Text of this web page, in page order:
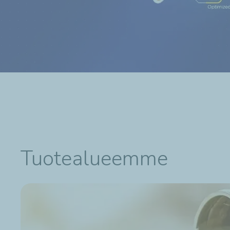
Tuotealueemme